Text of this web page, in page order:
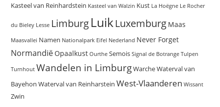
Kasteel van Reinhardstein Kasteel van Walzin Kust La Hoëgne Le Rocher
du Bieley Lesse LimburgLuik Luxemburg Maas
Maasvallei Namen Nationalpark Eifel Nederland Never Forget
Normandië Opaalkust Ourthe Semois Signal de Botrange Tulpen
Turnhout Wandelen in LimburgWarcheWaterval van
Bayehon Waterval van Reinharstein West-Vlaanderen Wissant
Zwin